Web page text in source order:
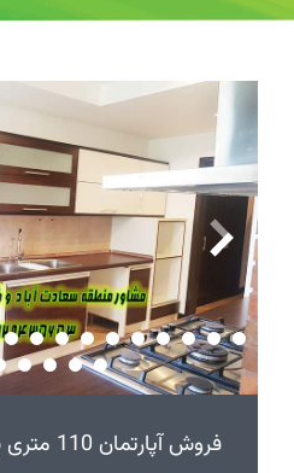
فروش آپارتمان 110 متری بالای کاج